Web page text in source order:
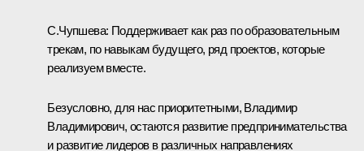
С.Чупшева: Поддерживает как раз по образовательным
трекам, по навыкам будущего, ряд проектов, которые
реализуем вместе.
Безусловно, для нас приоритетными, Владимир
Владимирович, остаются развитие предпринимательства
и развитие лидеров в различных направлениях